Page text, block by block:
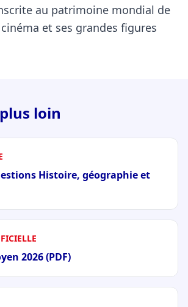
au patrimoine mondial de
cinéma et ses grandes figures
loin
Histoire, géographie et
2026 (PDF)